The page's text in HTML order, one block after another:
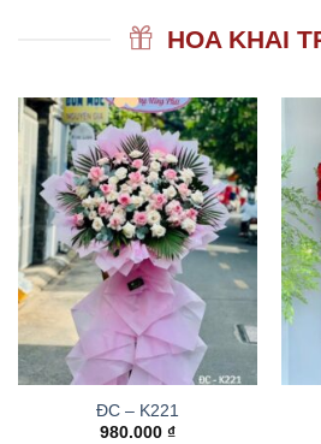
HOA KHAI
ĐC – K221
980.000 ₫